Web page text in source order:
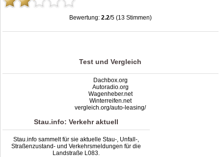
Bewertung: 2.2/5 (13 Stimmen)
Stau L083: Unfälle, Sperrung & Baustellen | Staumelder L083 ,2.2out of5based
Test und Vergleich
Dachbox.org
Autoradio.org
Wagenheber.net
Winterreifen.net
vergleich.org/auto-leasing/
Stau.info: Verkehr aktuell
Stau.info sammelt für sie aktuelle Stau-, Unfall-,
Straßenzustand- und Verkehrsmeldungen für die
Landstraße L083.